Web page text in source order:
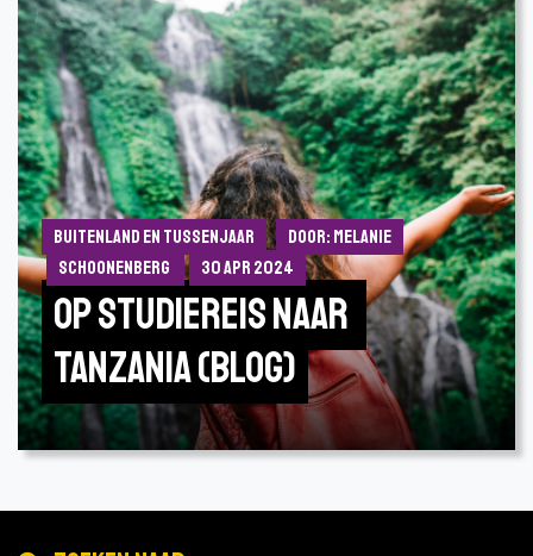
Buitenland en Tussenjaar
Door: Melanie
Schoonenberg
30 apr 2024
Op studiereis naar
Tanzania (Blog)